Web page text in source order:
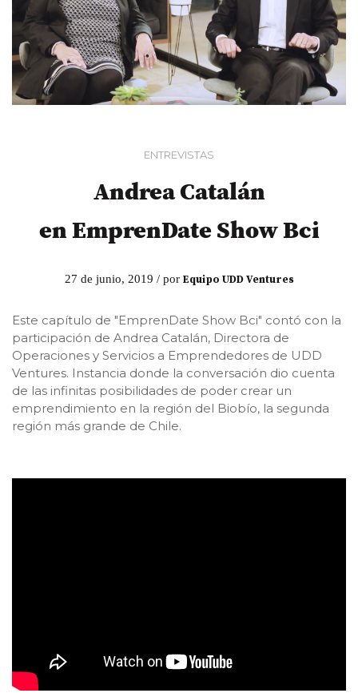
ENTREVISTAS
Andrea Catalán
en EmprenDate Show Bci
27 de junio, 2019 / por Equipo UDD Ventures
Este capítulo de "EmprenDate Show Bci" contó con la
participación de Andrea Catalán, Directora de
Operaciones y Servicios a Emprendedores de UDD
Ventures. Instancia donde la conversación dio cuenta
de las infinitas posibilidades de poder crear un
emprendimiento en la región del Biobío, la segunda
región más grande de Chile.